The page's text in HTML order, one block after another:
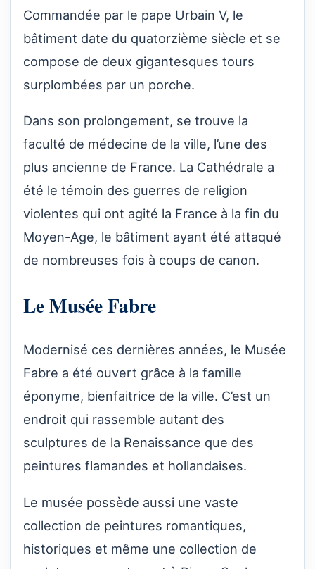
Commandée par le pape Urbain V, le
bâtiment date du quatorzième siècle et se
compose de deux gigantesques tours
surplombées par un porche.
Dans son prolongement, se trouve la
faculté de médecine de la ville, l’une des
plus ancienne de France. La Cathédrale a
été le témoin des guerres de religion
violentes qui ont agité la France à la fin du
Moyen-Age, le bâtiment ayant été attaqué
de nombreuses fois à coups de canon.
Le Musée Fabre
Modernisé ces dernières années, le Musée
Fabre a été ouvert grâce à la famille
éponyme, bienfaitrice de la ville. C’est un
endroit qui rassemble autant des
sculptures de la Renaissance que des
peintures flamandes et hollandaises.
Le musée possède aussi une vaste
collection de peintures romantiques,
historiques et même une collection de